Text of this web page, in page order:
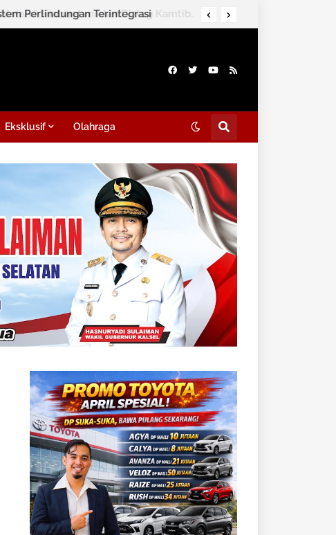
Direktorat Intelkam Polda Kalsel Ajak Masyarakat Perkuat Persatuan Melalui Silaturahmi dan Dialog Kamtibmas di HSS
Eksklusif Olahraga